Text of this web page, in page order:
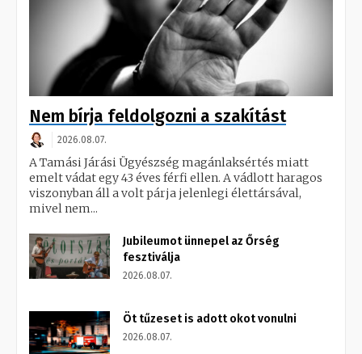
Nem bírja feldolgozni a szakítást
2026.08.07.
A Tamási Járási Ügyészség magánlaksértés miatt
emelt vádat egy 43 éves férfi ellen. A vádlott haragos
viszonyban áll a volt párja jelenlegi élettársával,
mivel nem...
Jubileumot ünnepel az Őrség
fesztiválja
2026.08.07.
Öt tűzeset is adott okot vonulni
2026.08.07.